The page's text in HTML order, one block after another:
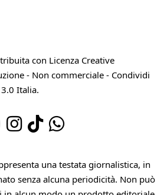
con Licenza Creative
- Non commerciale - Condividi
Italia.
una testata giornalistica, in
senza alcuna periodicità. Non può